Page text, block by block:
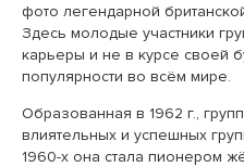
фото легендарной
Здесь молодые участники
карьеры и не в курсе своей
популярности во всём мире.
Образованная в 1962 г.,
влиятельных и успешных
1960-х она стала пионером